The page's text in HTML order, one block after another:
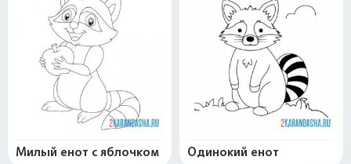
Милый енот с яблочком Одинокий енот